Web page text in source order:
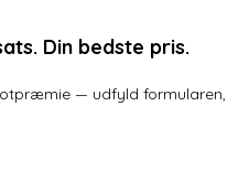
Din bedste pris.
— udfyld formularen,